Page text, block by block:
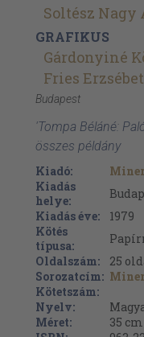
Soltész Nagy
GRAFIKUS
Gárdonyiné
Fries Erzsébet
Budapest
'Tompa Béláné:
összes példány
Kiadó:
Kiadás
helye:
Kiadás éve:
1979
Kötés
típusa:
Oldalszám:
25
Sorozatcím:
Kötetszám:
Nyelv:
Méret:
35